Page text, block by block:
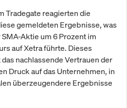
Tradegate reagierten die
gemeldeten Ergebnisse, was
Aktie um 6 Prozent im
auf Xetra führte. Dieses
nachlassende Vertrauen der
Druck auf das Unternehmen, in
überzeugendere Ergebnisse